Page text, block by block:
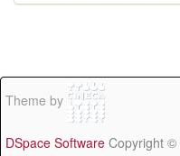
Theme by
DSpace Software Copyright